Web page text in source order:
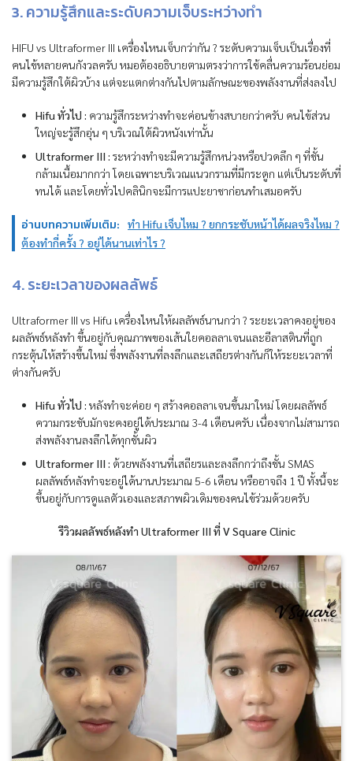
3. ความรู้สึกและระดับความเจ็บระหว่างทำ
HIFU vs Ultraformer III เครื่องไหนเจ็บกว่ากัน ? ระดับความเจ็บเป็นเรื่องที่
คนไข้หลายคนกังวลครับ หมอต้องอธิบายตามตรงว่าการใช้คลื่นความร้อนย่อม
มีความรู้สึกใต้ผิวบ้าง แต่จะแตกต่างกันไปตามลักษณะของพลังงานที่ส่งลงไป
Hifu ทั่วไป : ความรู้สึกระหว่างทำจะค่อนข้างสบายกว่าครับ คนไข้ส่วน
ใหญ่จะรู้สึกอุ่น ๆ บริเวณใต้ผิวหนังเท่านั้น
Ultraformer III : ระหว่างทำจะมีความรู้สึกหน่วงหรือปวดลึก ๆ ที่ชั้น
กล้ามเนื้อมากกว่า โดยเฉพาะบริเวณแนวกรามที่มีกระดูก แต่เป็นระดับที่
ทนได้ และโดยทั่วไปคลินิกจะมีการแปะยาชาก่อนทำเสมอครับ
อ่านบทความเพิ่มเติม:
ทำ Hifu เจ็บไหม ? ยกกระชับหน้าได้ผลจริงไหม ?
ต้องทำกี่ครั้ง ? อยู่ได้นานเท่าไร ?
4. ระยะเวลาของผลลัพธ์
Ultraformer III vs Hifu เครื่องไหนให้ผลลัพธ์นานกว่า ? ระยะเวลาคงอยู่ของ
ผลลัพธ์หลังทำ ขึ้นอยู่กับคุณภาพของเส้นใยคอลลาเจนและอีลาสตินที่ถูก
กระตุ้นให้สร้างขึ้นใหม่ ซึ่งพลังงานที่ลงลึกและเสถียรต่างกันก็ให้ระยะเวลาที่
ต่างกันครับ
Hifu ทั่วไป : หลังทำจะค่อย ๆ สร้างคอลลาเจนขึ้นมาใหม่ โดยผลลัพธ์
ความกระชับมักจะคงอยู่ได้ประมาณ 3-4 เดือนครับ เนื่องจากไม่สามารถ
ส่งพลังงานลงลึกได้ทุกชั้นผิว
Ultraformer III : ด้วยพลังงานที่เสถียรและลงลึกกว่าถึงชั้น SMAS
ผลลัพธ์หลังทำจะอยู่ได้นานประมาณ 5-6 เดือน หรืออาจถึง 1 ปี ทั้งนี้จะ
ขึ้นอยู่กับการดูแลตัวเองและสภาพผิวเดิมของคนไข้ร่วมด้วยครับ
รีวิวผลลัพธ์หลังทำ Ultraformer III ที่ V Square Clinic